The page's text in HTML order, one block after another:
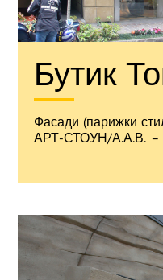
Бутик
Фасади (парижки
АРТ-СТОУН/А.А.В. –